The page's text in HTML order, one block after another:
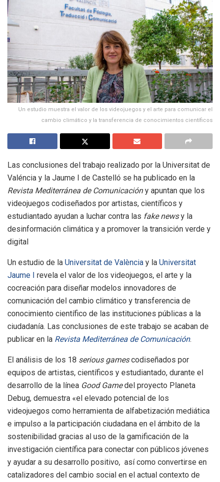
Un estudio muestra el valor de los videojuegos y el arte para comunicar el
cambio climático y la transferencia de conocimientos científicos
Las conclusiones del trabajo realizado por la Universitat de
Valéncia y la Jaume I de Castelló se ha publicado en la
Revista Mediterránea de Comunicacióny apuntan que los
videojuegos codiseñados por artistas, científicos y
estudiantado ayudan a luchar contra las fake newsy la
desinformación climática y a promover la transición verde y
digital
Un estudio de la Universitat de València y la Universitat
Jaume I revela el valor de los videojuegos, el arte y la
cocreación para diseñar modelos innovadores de
comunicación del cambio climático y transferencia de
conocimiento científico de las instituciones públicas a la
ciudadanía. Las conclusiones de este trabajo se acaban de
publicar en la Revista Mediterránea de Comunicación.
El análisis de los 18 serious gamescodiseñados por
equipos de artistas, científicos y estudiantado, durante el
desarrollo de la línea Good Gamedel proyecto Planeta
Debug, demuestra «el elevado potencial de los
videojuegos como herramienta de alfabetización mediática
e impulso a la participación ciudadana en el ámbito de la
sostenibilidad gracias al uso de la gamificación de la
investigación científica para conectar con públicos jóvenes
y ayudar a su desarrollo positivo, así como convertirse en
catalizadores del cambio social en el actual contexto de